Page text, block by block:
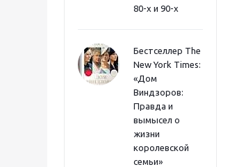
80-х и 90-х
Бестселлер The
New York Times:
«Дом
Виндзоров:
Правда и
вымысел о
жизни
королевской
семьи»